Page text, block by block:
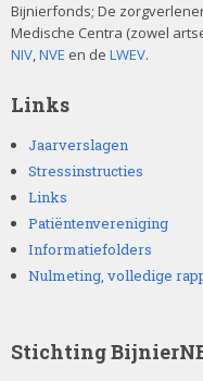
Bijnierfonds; De
Medische Centra (zowel
NIV,NVE en de LWEV.
Links
Jaarverslagen
Stressinstructies
Links
Patiëntenvereniging
Informatiefolders
Nulmeting, volledige
Stichting